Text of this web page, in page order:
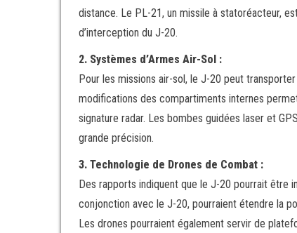
distance. Le PL-21, un missile à statoréacteur,
d’interception du J-20.
2. Systèmes d’Armes Air-Sol :
Pour les missions air-sol, le J-20 peut
modifications des compartiments internes
signature radar. Les bombes guidées laser et
grande précision.
3. Technologie de Drones de Combat :
Des rapports indiquent que le J-20 pourrait être
conjonction avec le J-20, pourraient étendre la
Les drones pourraient également servir de